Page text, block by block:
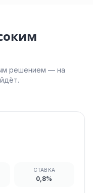
решением — на
СТАВКА
0,8%